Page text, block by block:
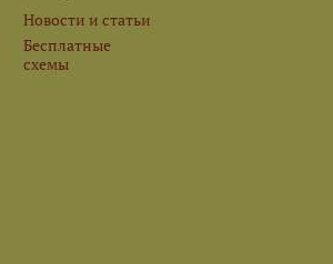
Новости и статьи
Бесплатные
схемы